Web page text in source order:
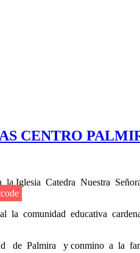
CENTRO
Iglesia Catedra Nuestra
comunidad educativa
de Palmira y conmino a la